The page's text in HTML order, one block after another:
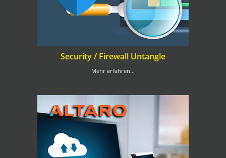
Security / Firewall Untangle
Mehr erfahren...